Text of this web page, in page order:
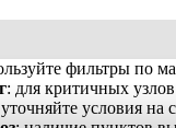
фильтры по
: для критичных
условия на